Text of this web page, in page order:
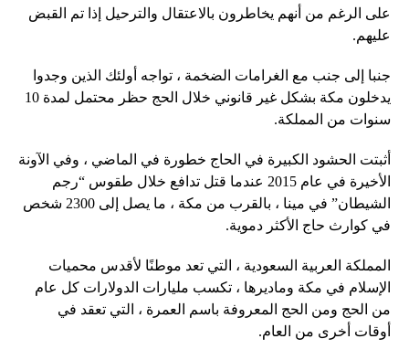
على الرغم من أنهم يخاطرون بالاعتقال والترحيل إذا تم القبض
عليهم.
جنبا إلى جنب مع الغرامات الضخمة ، تواجه أولئك الذين وجدوا
يدخلون مكة بشكل غير قانوني خلال الحج حظر محتمل لمدة 10
سنوات من المملكة.
أثبتت الحشود الكبيرة في الحاج خطورة في الماضي ، وفي الآونة
الأخيرة في عام 2015 عندما قتل تدافع خلال طقوس “رجم
الشيطان” في مينا ، بالقرب من مكة ، ما يصل إلى 2300 شخص
في كوارث حاج الأكثر دموية.
المملكة العربية السعودية ، التي تعد موطنًا لأقدس محميات
الإسلام في مكة وماديرها ، تكسب مليارات الدولارات كل عام
من الحج ومن الحج المعروفة باسم العمرة ، التي تعقد في
أوقات أخرى من العام.